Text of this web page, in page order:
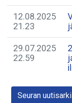
12.08.2025
21.23
29.07.2025
22.59
Seuran